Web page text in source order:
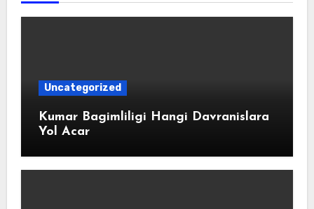
Uncategorized
Kumar Bagimliligi Hangi Davranislara
Yol Acar